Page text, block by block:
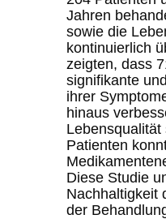
Jahren
sowie die
kontinuierlich
zeigten, dass
signifikante
ihrer
hinaus
Patienten
Diese Studie
Nachhaltigkeit
der